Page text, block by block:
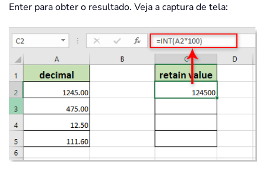
Enter para obter o resultado. Veja a captura de tela: